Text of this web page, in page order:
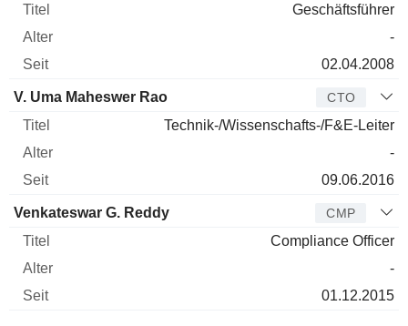
Geschäftsführer
-
02.04.2008
V. Uma Maheswer Rao CTO
Technik-/Wissenschafts-/F&E-Leiter
-
09.06.2016
Venkateswar G. Reddy CMP
Compliance Officer
-
01.12.2015